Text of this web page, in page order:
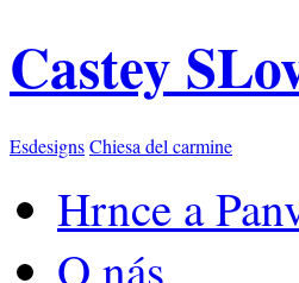
Castey
EsdesignsChiesa del carmine
Hrnce a
O nás